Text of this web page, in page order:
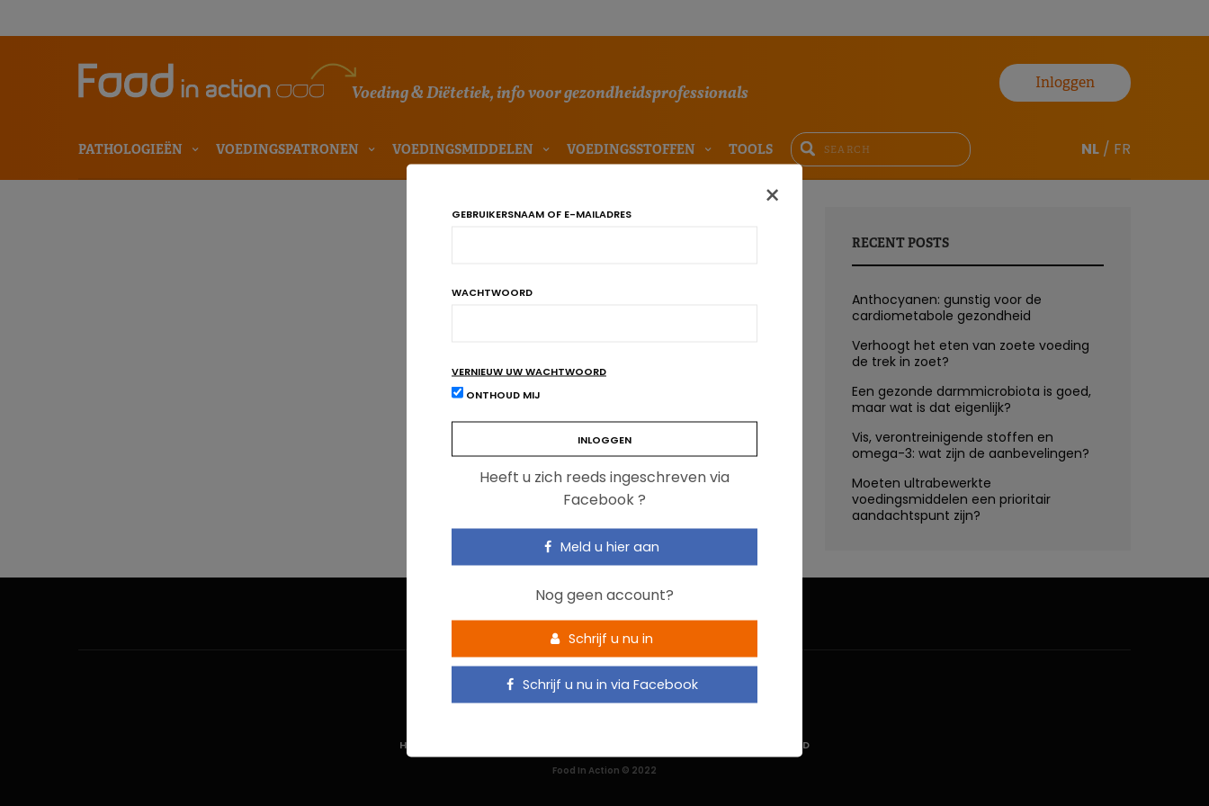
Voeding & Diëtetiek, info voor gezondheidsprofessionals
Inloggen
PATHOLOGIEËN VOEDINGSPATRONEN VOEDINGSMIDDELEN VOEDINGSSTOFFEN TOOLS NL / FR
RECENT POSTS
Anthocyanen: gunstig voor de
cardiometabole gezondheid
Verhoogt het eten van zoete voeding
de trek in zoet?
Een gezonde darmmicrobiota is goed,
maar wat is dat eigenlijk?
Vis, verontreinigende stoffen en
omega-3: wat zijn de aanbevelingen?
Moeten ultrabewerkte
voedingsmiddelen een prioritair
aandachtspunt zijn?
×
GEBRUIKERSNAAM OF E-MAILADRES
WACHTWOORD
VERNIEUW UW WACHTWOORD
ONTHOUD MIJ
Heeft u zich reeds ingeschreven via
Facebook ?
Meld u hier aan
Nog geen account?
Schrijf u nu in
Schrijf u nu in via Facebook
HOME PRIVACYBELEID
Food In Action © 2022